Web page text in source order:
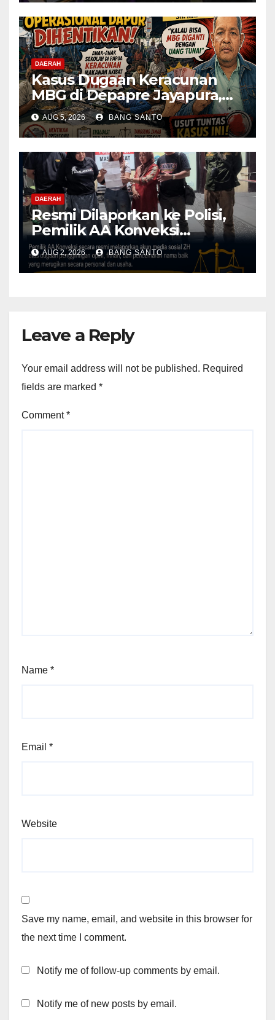
DAERAH
Kasus Dugaan Keracunan
MBG di Depapre Jayapura,
Aktivis Papua Minta
Operasional Dapur
Dihentikan & Evaluasi
Menyeluruh
AUG 5, 2026 BANG SANTO
DAERAH
Resmi Dilaporkan ke Polisi,
Pemilik AA Konveksi
Didampingi Tim Advokat
Lentera Netizen Indonesia (L-
NET-ID)
AUG 2, 2026 BANG SANTO
Leave a Reply
Your email address will not be published. Required
fields are marked *
Comment*
Name *
Email *
Website
Save my name, email, and website in this browser for
the next time I comment.
Notify me of follow-up comments by email.
Notify me of new posts by email.